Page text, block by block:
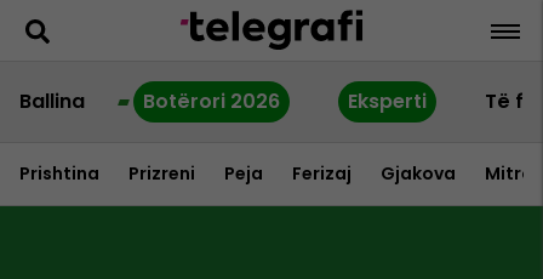
Ballina Botërori 2026 Eksperti Të
Prishtina Prizreni Peja Ferizaj Gjakova